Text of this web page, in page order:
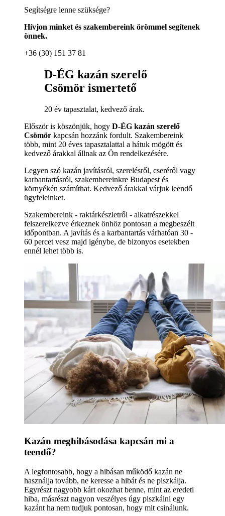
Segítségre lenne szüksége?
Hívjon minket és szakembereink örömmel segítenek
önnek.
+36 (30) 151 37 81
D-ÉG kazán szerelő
Csömör ismertető
20 év tapasztalat, kedvező árak.
Először is köszönjük, hogy D-ÉG kazán szerelő
Csömör kapcsán hozzánk fordult. Szakembereink
több, mint 20 éves tapasztalattal a hátuk mögött és
kedvező árakkal állnak az Ön rendelkezésére.
Legyen szó kazán javításról, szerelésről, cseréről vagy
karbantartásról, szakembereinkre Budapest és
környékén számíthat. Kedvező árakkal várjuk leendő
ügyfeleinket.
Szakembereink - raktárkészletről - alkatrészekkel
felszerelkezve érkeznek önhöz pontosan a megbeszélt
időpontban. A javítás és a karbantartás várhatóan 30 -
60 percet vesz majd igénybe, de bizonyos esetekben
ennél lehet több is.
Kazán meghibásodása kapcsán mi a
teendő?
A legfontosabb, hogy a hibásan működő kazán ne
használja tovább, ne keresse a hibát és ne piszkálja.
Egyrészt nagyobb kárt okozhat benne, mint az eredeti
hiba, másrészt nagyon veszélyes úgy piszkálni egy
kazánt ha nem tudjuk pontosan, hogy mit csinálunk.